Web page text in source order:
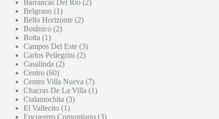
Barrancas Del Río (2)
Belgrano (1)
Bello Horizonte (2)
Botánico (2)
Botta (1)
Campos Del Este (3)
Carlos Pellegrini (2)
Casalinda (2)
Centro (60)
Centro Villa Nueva (7)
Chacras De La Villa (1)
Ctalamochita (3)
El Vallecito (1)
Encuentro Comunitario (3)